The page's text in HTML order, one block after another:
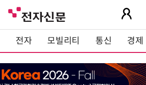
전자 모빌리티 통신 경제